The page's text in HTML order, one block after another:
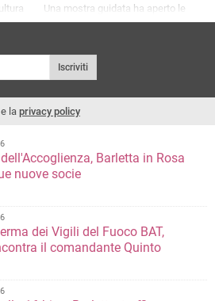
Una mostra guidata ha aperto le
porte al passato della città, un
Iscriviti
e la privacy policy
Barletta in Rosa
nuove socie
dei Vigili del Fuoco BAT,
il comandante Quinto